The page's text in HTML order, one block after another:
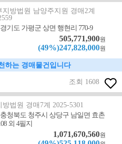
지방법원 남양주지원 경매2계
경기도 가평군 상면 행현리 770-9
505,771,900원
(49%)247,828,000원
하는 경매물건입니다
조회 1608
방법원 경매7계 2025-5301
충청북도 청주시 상당구 남일면 효촌
외 4필지
1,071,670,560원